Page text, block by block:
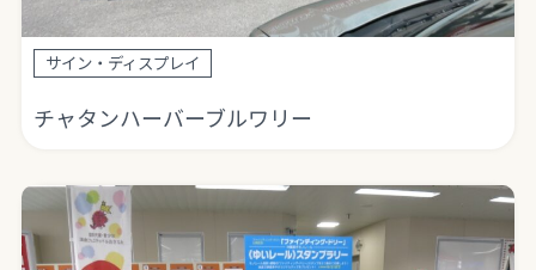
サイン・ディスプレイ
チャタンハーバーブルワリー